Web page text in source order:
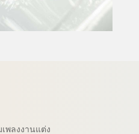
เพลงงานแต่ง